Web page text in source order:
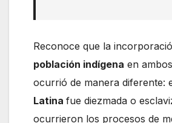
Reconoce que la
población indígena en
ocurrió de manera diferente:
Latina fue diezmada o
ocurrieron los procesos de